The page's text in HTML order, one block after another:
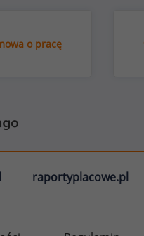
o pracę
raportyplacowe.pl